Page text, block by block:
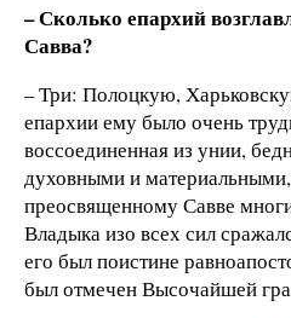
– Сколько епархий
Савва?
– Три: Полоцкую,
епархии ему было очень
воссоединенная из унии,
духовными и материальными,
преосвященному Савве
Владыка изо всех сил
его был поистине
был отмечен Высочайшей